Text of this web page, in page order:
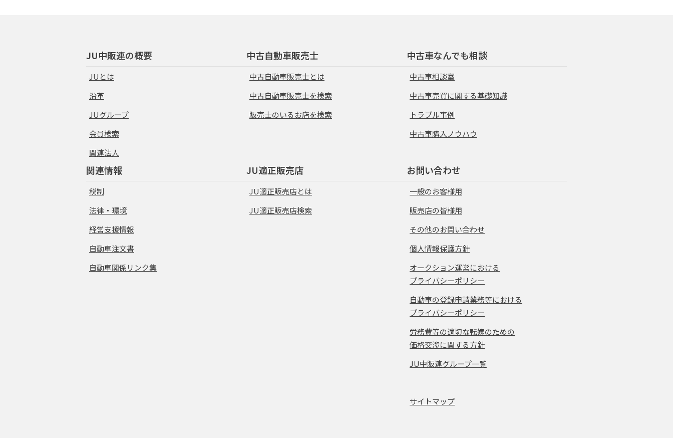
JU中販連の概要
JUとは
沿革
JUグループ
会員検索
関連法人
中古自動車販売士
中古自動車販売士とは
中古自動車販売士を検索
販売士のいるお店を検索
中古車なんでも相談
中古車相談室
中古車売買に関する基礎知識
トラブル事例
中古車購入ノウハウ
関連情報
税制
法律・環境
経営支援情報
自動車注文書
自動車関係リンク集
JU適正販売店
JU適正販売店とは
JU適正販売店検索
お問い合わせ
一般のお客様用
販売店の皆様用
その他のお問い合わせ
個人情報保護方針
オークション運営における
プライバシーポリシー
自動車の登録申請業務等における
プライバシーポリシー
労務費等の適切な転嫁のための
価格交渉に関する方針
JU中販連グループ一覧
サイトマップ